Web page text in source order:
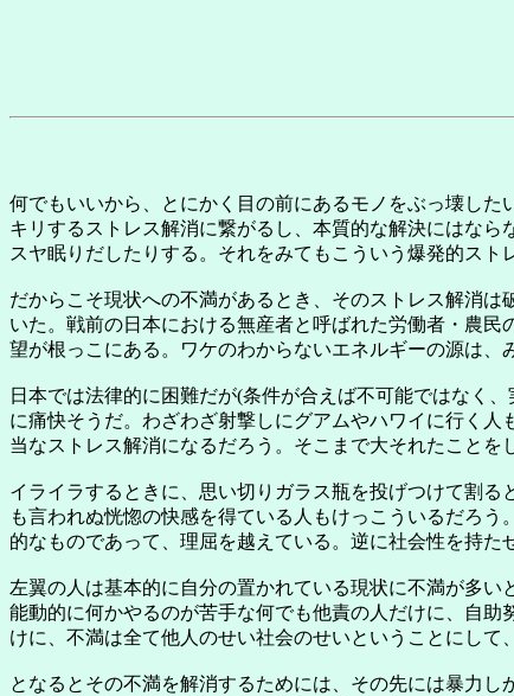
何でもいいから、とにかく目の前にあるモノをぶっ壊し
キリするストレス解消に繋がるし、本質的な解決にはな
スヤ眠りだしたりする。それをみてもこういう爆発的スト
だからこそ現状への不満があるとき、そのストレス解消
いた。戦前の日本における無産者と呼ばれた労働者・農
望が根っこにある。ワケのわからないエネルギーの源は、
日本では法律的に困難だが(条件が合えば不可能ではなく
に痛快そうだ。わざわざ射撃しにグアムやハワイに行く
当なストレス解消になるだろう。そこまで大それたことを
イライラするときに、思い切りガラス瓶を投げつけて割
も言われぬ恍惚の快感を得ている人もけっこういるだろ
的なものであって、理屈を越えている。逆に社会性を持た
左翼の人は基本的に自分の置かれている現状に不満が多
能動的に何かやるのが苦手な何でも他責の人だけに、自
けに、不満は全て他人のせい社会のせいということにして
となるとその不満を解消するためには、その先には暴力